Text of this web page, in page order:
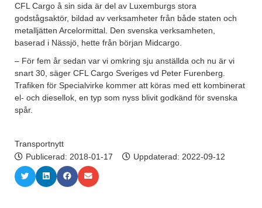
CFL Cargo å sin sida är del av Luxemburgs stora
godstågsaktör, bildad av verksamheter från både staten och
metalljätten Arcelormittal. Den svenska verksamheten,
baserad i Nässjö, hette från början Midcargo.
– För fem år sedan var vi omkring sju anställda och nu är vi
snart 30, säger CFL Cargo Sveriges vd Peter Furenberg.
Trafiken för Specialvirke kommer att köras med ett kombinerat
el- och diesellok, en typ som nyss blivit godkänd för svenska
spår.
Transportnytt
Publicerad: 2018-01-17 Uppdaterad: 2022-09-12